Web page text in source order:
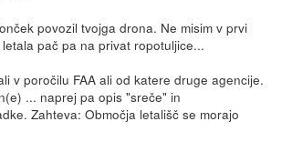
povozil tvojga drona. Ne misim v prvi
pač pa na privat ropotuljice...
v poročilu FAA ali od katere druge agencije.
... naprej pa opis "sreče" in
Zahteva: Območja letališč se morajo